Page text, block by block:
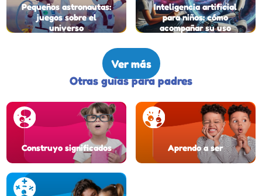
Pequeños astronautas:
juegos sobre el
universo
Inteligencia artificial
para niños: cómo
acompañar su uso
Ver más
Otras guías para padres
Construyo significados Aprendo a ser